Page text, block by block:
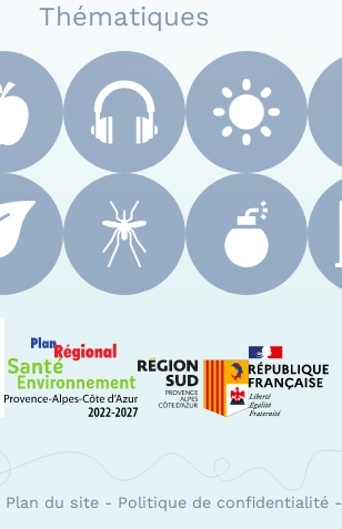
Thématiques
Plan du site- Politique de confidentialité-